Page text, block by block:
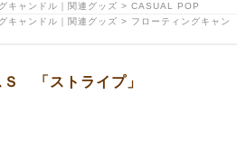
キャンドル｜関連グッズ > CASUAL POP
キャンドル｜関連グッズ > フローティングキャン
Ｓ 「ストライプ」